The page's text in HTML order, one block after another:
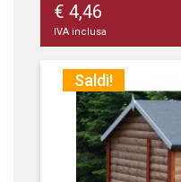
€ 4,46
IVA inclusa
Saldi!